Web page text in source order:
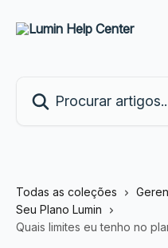
Todas as coleções
Seu Plano Lumin
Quais limites eu tenho no